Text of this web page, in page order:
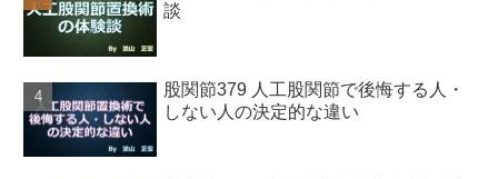
談
股関節379 人工股関節で後悔する人・
しない人の決定的な違い